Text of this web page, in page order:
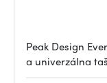
Peak Design
a univerzálna